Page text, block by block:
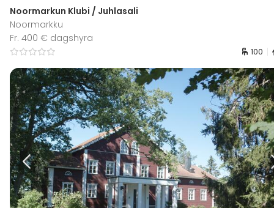
Noormarkun Klubi / Juhlasali
Noormarkku
Fr. 400 € dagshyra
100